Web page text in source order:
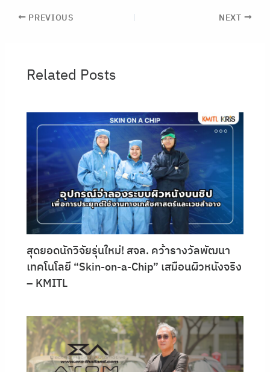
PREVIOUS NEXT
Related Posts
สุดยอดนักวิจัยรุ่นใหม่! สจล. คว้ารางวัลพัฒนา
เทคโนโลยี “Skin-on-a-Chip” เสมือนผิวหนังจริง
– KMITL